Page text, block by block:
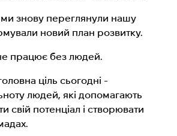
ми знову переглянули нашу
новий план розвитку.
працює без людей.
ціль сьогодні -
людей, які допомагають
свій потенціал і створювати